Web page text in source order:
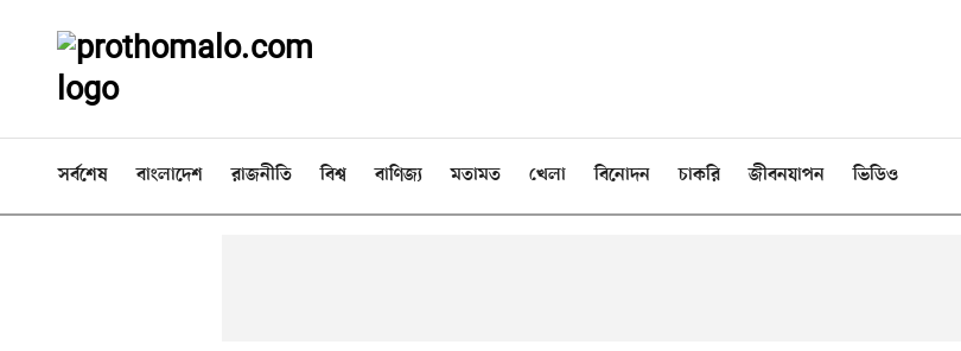
সর্বশেষ বাংলাদেশ রাজনীতি বিশ্ব বাণিজ্য মতামত খেলা বিনোদন চাকরি জীবনযাপন ভিডিও